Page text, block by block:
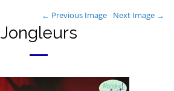
← Previous Image Next Image →
Jongleurs